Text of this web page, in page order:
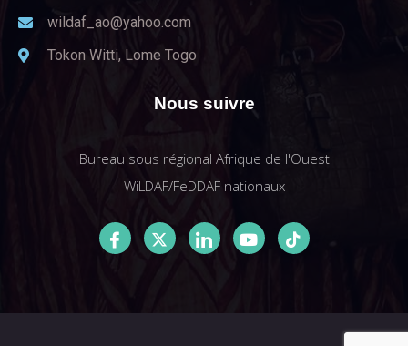
wildaf_ao@yahoo.com
Tokon Witti, Lome Togo
Nous suivre
Bureau sous régional Afrique de l'Ouest
WiLDAF/FeDDAF nationaux